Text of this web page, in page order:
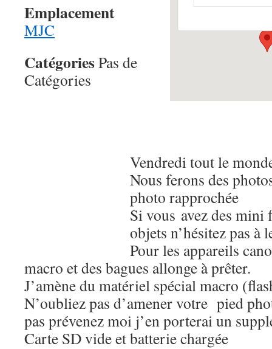
Emplacement
MJC
CatégoriesPas de
Catégories
Vendredi tout le
Nous ferons des
photo rapprochée
Si vous avez des mini
objets n’hésitez pas à
Pour les appareils
macro et des bagues allonge à prêter.
J’amène du matériel spécial macro
N’oubliez pas d’amener votre pied
pas prévenez moi j’en porterai un
Carte SD vide et batterie chargée